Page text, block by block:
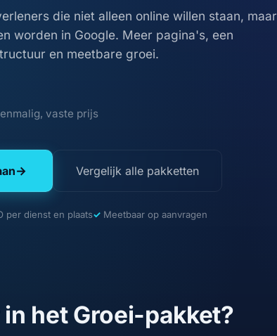
die niet alleen online willen staan, maar
worden in Google. Meer pagina's, een
en meetbare groei.
vaste prijs
→ Vergelijk alle pakketten
per dienst en plaats
Meetbaar op aanvragen
het Groei-pakket?